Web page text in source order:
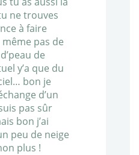
ne trouves
à faire
pas de
de
y’a que du
bon je
d’un
pas sûr
bon j’ai
peu de neige
plus !